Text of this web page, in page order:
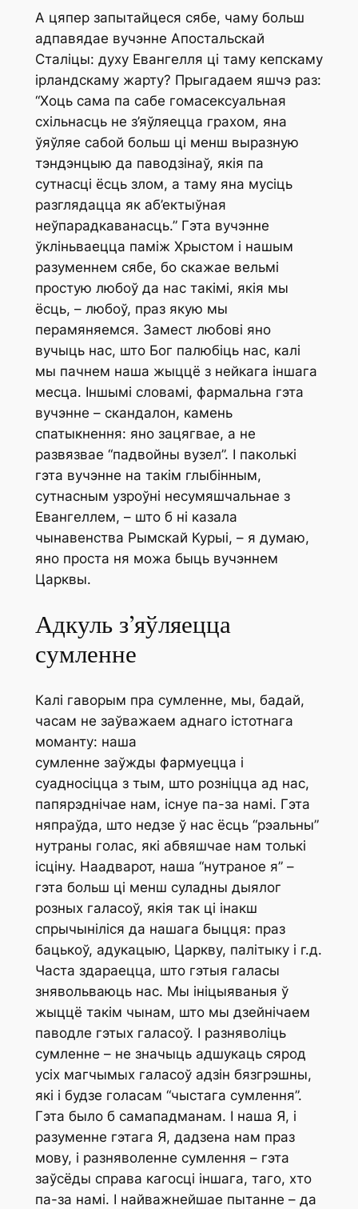
А цяпер запытайцеся сябе, чаму больш
адпавядае вучэнне Апостальскай
Сталіцы: духу Евангелля ці таму кепскаму
ірландскаму жарту? Прыгадаем яшчэ раз:
“Хоць сама па сабе гомасексуальная
схільнасць не з’яўляецца грахом, яна
ўяўляе сабой больш ці менш выразную
тэндэнцыю да паводзінаў, якія па
сутнасці ёсць злом, а таму яна мусіць
разглядацца як аб’ектыўная
неўпарадкаванасць.” Гэта вучэнне
ўкліньваецца паміж Хрыстом і нашым
разуменнем сябе, бо скажае вельмі
простую любоў да нас такімі, якія мы
ёсць, – любоў, праз якую мы
перамяняемся. Замест любові яно
вучыць нас, што Бог палюбіць нас, калі
мы пачнем наша жыццё з нейкага іншага
месца. Іншымі словамі, фармальна гэта
вучэнне – скандалон, камень
спатыкнення: яно зацягвае, а не
развязвае “падвойны вузел”. І паколькі
гэта вучэнне на такім глыбінным,
сутнасным узроўні несумяшчальнае з
Евангеллем, – што б ні казала
чынавенства Рымскай Курыі, – я думаю,
яно проста ня можа быць вучэннем
Царквы.
Адкуль з’яўляецца
сумленне
Калі гаворым пра сумленне, мы, бадай,
часам не заўважаем аднаго істотнага
моманту: наша
сумленне заўжды фармуецца і
суадносіцца з тым, што розніцца ад нас,
папярэднічае нам, існуе па-за намі. Гэта
няпраўда, што недзе ў нас ёсць “рэальны”
нутраны голас, які абвяшчае нам толькі
ісціну. Наадварот, наша “нутраное я” –
гэта больш ці менш суладны дыялог
розных галасоў, якія так ці інакш
спрычыніліся да нашага быцця: праз
бацькоў, адукацыю, Царкву, палітыку і г.д.
Часта здараецца, што гэтыя галасы
знявольваюць нас. Мы ініцыяваныя ў
жыццё такім чынам, што мы дзейнічаем
паводле гэтых галасоў. І разняволіць
сумленне – не значыць адшукаць сярод
усіх магчымых галасоў адзін бязгрэшны,
які і будзе голасам “чыстага сумлення”.
Гэта было б самападманам. І наша Я, і
разуменне гэтага Я, дадзена нам праз
мову, і разняволенне сумлення – гэта
заўсёды справа кагосці іншага, таго, хто
па-за намі. І найважнейшае пытанне – да